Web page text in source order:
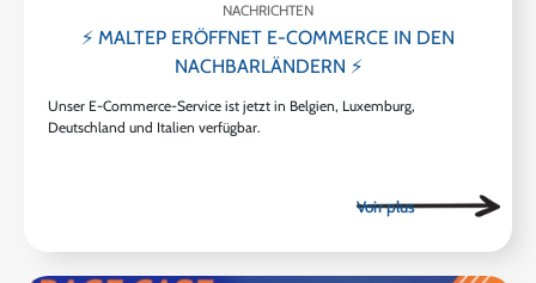
NACHRICHTEN
⚡ MALTEP ERÖFFNET E-COMMERCE IN DEN
NACHBARLÄNDERN ⚡
Unser E-Commerce-Service ist jetzt in Belgien, Luxemburg,
Deutschland und Italien verfügbar.